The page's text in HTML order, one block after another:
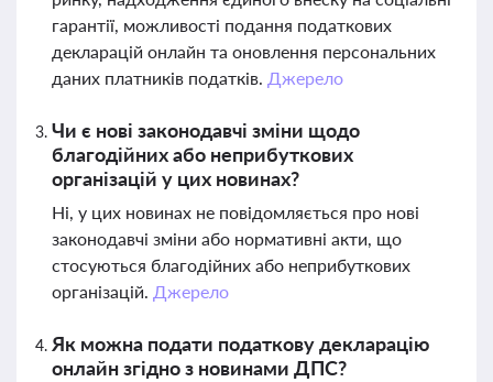
гарантії, можливості подання податкових
декларацій онлайн та оновлення персональних
даних платників податків. Джерело
Чи є нові законодавчі зміни щодо
благодійних або неприбуткових
організацій у цих новинах?
Ні, у цих новинах не повідомляється про нові
законодавчі зміни або нормативні акти, що
стосуються благодійних або неприбуткових
організацій. Джерело
Як можна подати податкову декларацію
онлайн згідно з новинами ДПС?